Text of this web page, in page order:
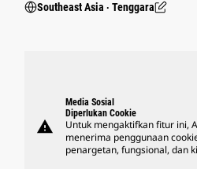
Southeast Asia ‧ Tenggara
warning
Media Sosial
Diperlukan Cookie
Untuk mengaktifkan fitur ini,
menerima penggunaan
penargetan, fungsional, dan